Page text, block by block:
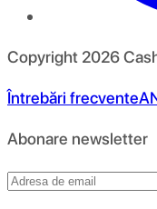
Copyright 2026
Întrebări frecvente
Abonare newsletter